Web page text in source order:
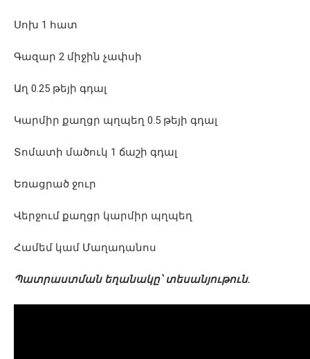
Սոխ 1 հատ
Գազար 2 միջին չափսի
Աղ 0.25 թեյի գդալ
Կարմիր քաղցր պղպեղ 0.5 թեյի գդալ
Տոմատի մածուկ 1 ճաշի գդալ
Եռացրած ջուր
Վերջում քաղցր կարմիր պղպեղ
Համեմ կամ Մաղադանոս
Պատրաստման եղանակը՝ տեսանյութուն.